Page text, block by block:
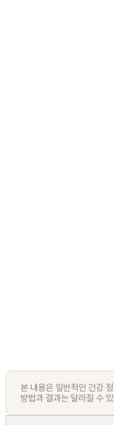
본 내용은 일반적인 건강
방법과 결과는 달라질 수